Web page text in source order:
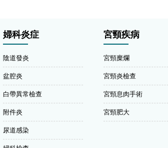
婦科炎症
陰道發炎
盆腔炎
白帶異常檢查
附件炎
尿道感染
宮頸疾病
宮頸糜爛
宮頸炎檢查
宮頸息肉手術
宮頸肥大